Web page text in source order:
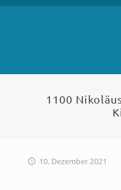
1100
10. Dezember 2021